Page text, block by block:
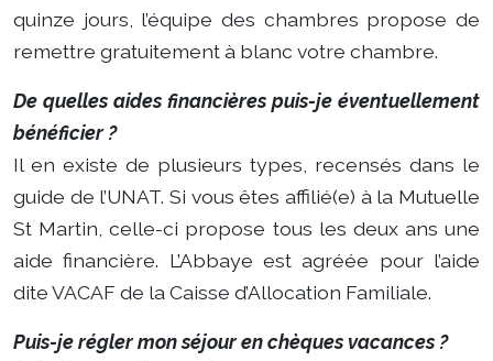
quinze jours, l’équipe des chambres propose de
remettre gratuitement à blanc votre chambre.
De quelles aides financières puis-je éventuellement
bénéficier ?
Il en existe de plusieurs types, recensés dans le
guide de l’UNAT. Si vous êtes affilié(e) à la Mutuelle
St Martin, celle-ci propose tous les deux ans une
aide financière. L’Abbaye est agréée pour l’aide
dite VACAF de la Caisse d’Allocation Familiale.
Puis-je régler mon séjour en chèques vacances ?